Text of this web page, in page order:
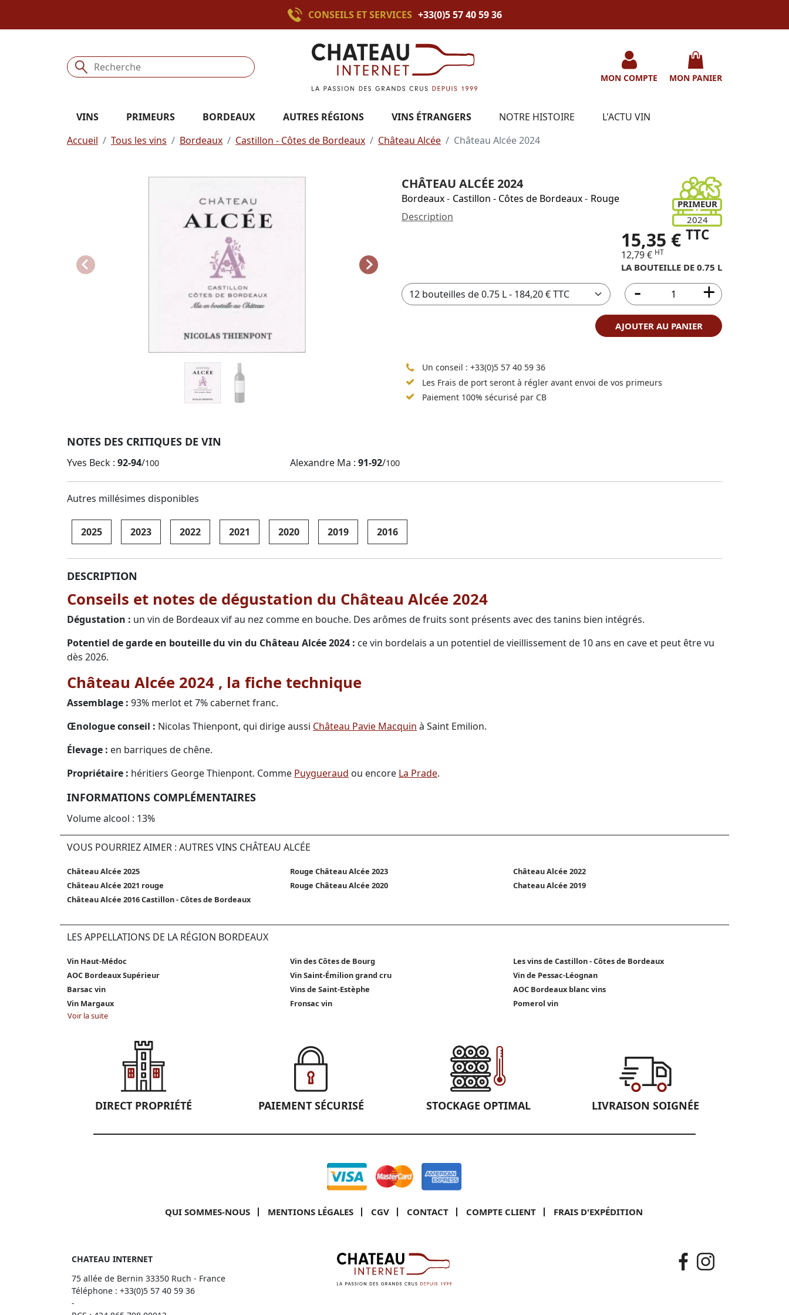
CONSEILS ET SERVICES +33(0)5 57 40 59 36
MON COMPTE MON PANIER
VINS PRIMEURS BORDEAUX AUTRES RÉGIONS VINS ÉTRANGERS NOTRE HISTOIRE
L'ACTU VIN
Accueil
Tous les vins Bordeaux Castillon - Côtes de Bordeaux Château Alcée Château Alcée 2024
CHÂTEAU ALCÉE 2024
Bordeaux- Castillon - Côtes de Bordeaux- Rouge
PRIMEUR
2024
Description
15,35 € TTC
12,79 € HT
LA BOUTEILLE DE 0.75 L
AJOUTER AU PANIER
Un conseil : +33(0)5 57 40 59 36
Les Frais de port seront à régler avant envoi de vos primeurs
Paiement 100% sécurisé par CB
NOTES DES CRITIQUES DE VIN
Yves Beck : 92-94/100 Alexandre Ma : 91-92/100
Autres millésimes disponibles
2025 2023 2022 2021 2020 2019 2016
DESCRIPTION
Conseils et notes de dégustation du Château Alcée 2024
Dégustation : un vin de Bordeaux vif au nez comme en bouche. Des arômes de fruits sont présents avec des tanins bien intégrés.
Potentiel de garde en bouteille du vin du Château Alcée 2024 : ce vin bordelais a un potentiel de vieillissement de 10 ans en cave et peut être vu
dès 2026.
Château Alcée 2024 , la fiche technique
Assemblage : 93% merlot et 7% cabernet franc.
Œnologue conseil : Nicolas Thienpont, qui dirige aussi Château Pavie Macquin à Saint Emilion.
Élevage : en barriques de chêne.
Propriétaire : héritiers George Thienpont. Comme Puygueraud ou encore La Prade.
INFORMATIONS COMPLÉMENTAIRES
Volume alcool : 13%
VOUS POURRIEZ AIMER : AUTRES VINS CHÂTEAU ALCÉE
Château Alcée 2025 Rouge Château Alcée 2023
Château Alcée 2022
Château Alcée 2021 rouge
Rouge Château Alcée 2020
Chateau Alcée 2019
Château Alcée 2016 Castillon - Côtes de Bordeaux
LES APPELLATIONS DE LA RÉGION BORDEAUX
Vin Haut-Médoc Vin des Côtes de Bourg
Les vins de Castillon - Côtes de Bordeaux
AOC Bordeaux Supérieur
Vin Saint-Émilion grand cru
Vin de Pessac-Léognan
Barsac vin
Vins de Saint-Estèphe
AOC Bordeaux blanc vins
Vin Margaux
Fronsac vin
Pomerol vin
Voir la suite
DIRECT PROPRIÉTÉ PAIEMENT SÉCURISÉ STOCKAGE OPTIMAL LIVRAISON SOIGNÉE
QUI SOMMES-NOUS MENTIONS LÉGALES CGV CONTACT COMPTE CLIENT FRAIS D'EXPÉDITION
CHATEAU INTERNET
75 allée de Bernin 33350 Ruch - France
Téléphone : +33(0)5 57 40 59 36
-